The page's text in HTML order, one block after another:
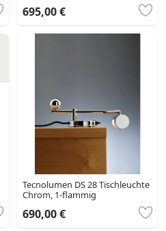
695,00 €
Tecnolumen DS 28 Tischleuchte
Chrom, 1-flammig
690,00 €